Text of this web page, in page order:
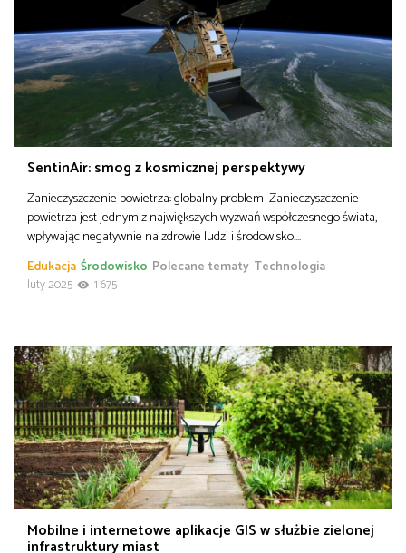
SentinAir: smog z kosmicznej perspektywy
Zanieczyszczenie powietrza: globalny problem Zanieczyszczenie
powietrza jest jednym z największych wyzwań współczesnego świata,
wpływając negatywnie na zdrowie ludzi i środowisko….
Edukacja Polecane tematy
Środowisko
Technologia
luty 2025
1 675
Mobilne i internetowe aplikacje GIS w służbie zielonej
infrastruktury miast